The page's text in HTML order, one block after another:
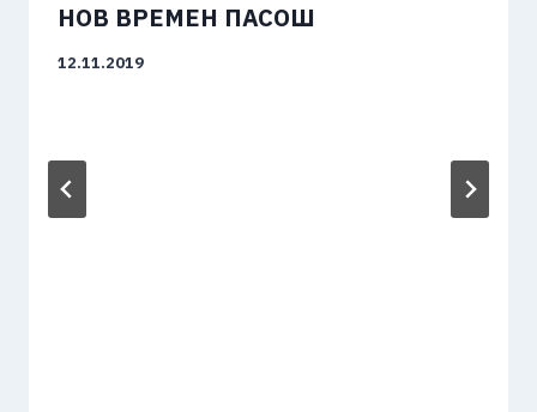
НОВ ВРЕМЕН ПАСОШ
12.11.2019